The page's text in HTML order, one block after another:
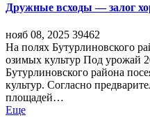
Дружные всходы — залог
нояб 08, 2025 39462
На полях Бутурлиновского
озимых культур Под урожай
Бутурлиновского района
культур. Согласно
площадей…
Еще